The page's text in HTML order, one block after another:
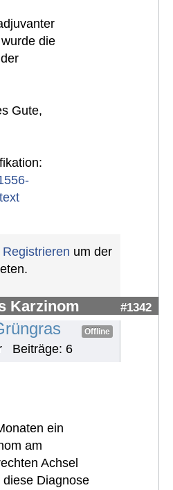
die
Gute,
Registrieren um der
Karzinom #1342
Offline
Beiträge: 6
ein
am
Achsel
Diagnose